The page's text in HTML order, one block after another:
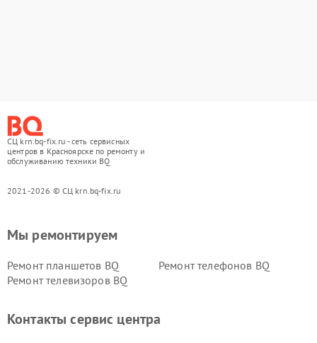
СЦ krn.bq-fix.ru - сеть сервисных
центров в Красноярске по ремонту и
обслуживанию техники BQ
2021-2026 © СЦ krn.bq-fix.ru
Мы ремонтируем
Ремонт планшетов BQ
Ремонт телефонов BQ
Ремонт телевизоров BQ
Контакты сервис центра